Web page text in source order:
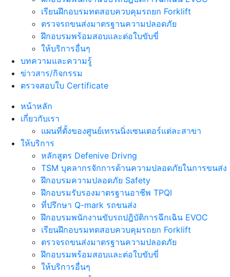
เรียนฝึกอบรมทดสอบควบคุมรถยก Forklift
ตรวจรถขนส่งมาตรฐานความปลอดภัย
ฝึกอบรมพร้อมสอบและต่อใบขับขี่
ให้บริการอื่นๆ
บทความและความรู้
ข่าวสาร/กิจกรรม
ตรวจสอบใบ Certificate
หน้าหลัก
เกี่ยวกับเรา
แผนที่ตั้งของศูนย์เทรนนิ่งเซนเตอร์แต่ละสาขา
ให้บริการ
หลักสูตร Defenive Drivng
TSM บุคลากรจักการด้านความปลอดภัยในการขนส่ง
ฝึกอบรมความปลอดภัย Safety
ฝึกอบรมรับรองมาตรฐานอาชีพ TPQI
ที่ปรึกษา Q-mark รถขนส่ง
ฝึกอบรมพนักงานขับรถปฎิบัติการฉึกเฉิน EVOC
เรียนฝึกอบรมทดสอบควบคุมรถยก Forklift
ตรวจรถขนส่งมาตรฐานความปลอดภัย
ฝึกอบรมพร้อมสอบและต่อใบขับขี่
ให้บริการอื่นๆ